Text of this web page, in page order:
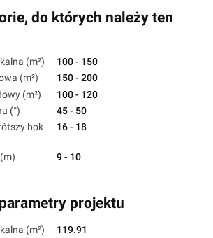
do których należy ten
(m²)
100 - 150
(m²)
150 - 200
(m²)
100 - 120
(°)
45 - 50
bok
16 - 18
9 - 10
projektu
(m²)
119.91